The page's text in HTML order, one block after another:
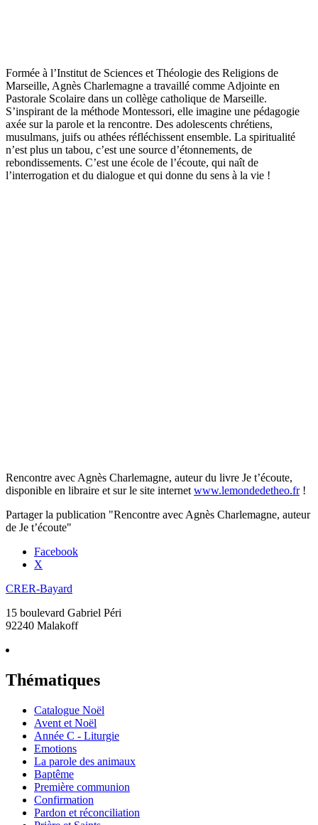
Formée à l’Institut de Sciences et Théologie des Religions de
Marseille, Agnès Charlemagne a travaillé comme Adjointe en
Pastorale Scolaire dans un collège catholique de Marseille.
S’inspirant de la méthode Montessori, elle imagine une pédagogie
axée sur la parole et la rencontre. Des adolescents chrétiens,
musulmans, juifs ou athées réfléchissent ensemble. La spiritualité
n’est plus un tabou, c’est une source d’étonnements, de
rebondissements. C’est une école de l’écoute, qui naît de
l’interrogation et du dialogue et qui donne du sens à la vie !
Rencontre avec Agnès Charlemagne, auteur du livre Je t’écoute,
disponible en libraire et sur le site internet www.lemondedetheo.fr!
Partager la publication "Rencontre avec Agnès Charlemagne, auteur
de Je t’écoute"
Facebook
X
CRER-Bayard
15 boulevard Gabriel Péri
92240 Malakoff
Thématiques
Catalogue Noël
Avent et Noël
Année C - Liturgie
Emotions
La parole des animaux
Baptême
Première communion
Confirmation
Pardon et réconciliation